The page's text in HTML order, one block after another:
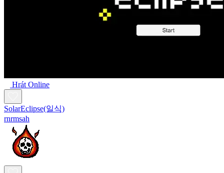
Hrát Online
SolarEclipse(일식)
rnrmsah